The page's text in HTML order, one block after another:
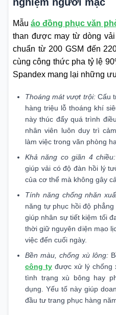
nghiệm người mặc
Mẫuáo đồng phục văn
than được may từ dòng
chuẩn từ 200 GSM đến
cùng công thức pha tỷ lệ
Spandex mang lại những
Thoáng mát vượt trội:Cấu
hàng triệu lỗ thoáng khí
này thúc đẩy quá trình
nhân viên luôn duy trì
làm việc trong văn phòng
Khả năng co giãn 4 chiều:
giúp vải có độ đàn hồi lý
của cơ thể mà không gây
Tính năng chống nhăn
năng tự phục hồi độ
giúp nhân sự tiết kiệm tối
thời giữ nguyên diện mạo
việc đến cuối ngày.
Bền màu, chống xù lông:
công ty được xử lý chống
tình trạng xù bông hay
dụng. Yếu tố này giúp
đầu tư trang phục hàng